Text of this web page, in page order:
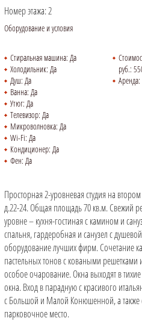
Номер этажа:2
Оборудование и условия
Стиральная машина:Да
Холодильник:Да
Душ:Да
Ванна:Да
Утюг:Да
Телевизор:Да
Микроволновка:Да
Wi-Fi:Да
Кондиционер:Да
Фен:Да
руб.:
Аренда:
Просторная 2-уровневая студия на
д.22-24. Общая площадь 70 кв.м. Свежий
уровне – кухня-гостиная с камином и
спальня, гардеробная и санузел с
оборудование лучших фирм. Сочетание
пастельных тонов с коваными решетками
особое очарование. Окна выходят в
окна. Вход в парадную с красивого
с Большой и Малой Конюшенной, а также
парковочное место.